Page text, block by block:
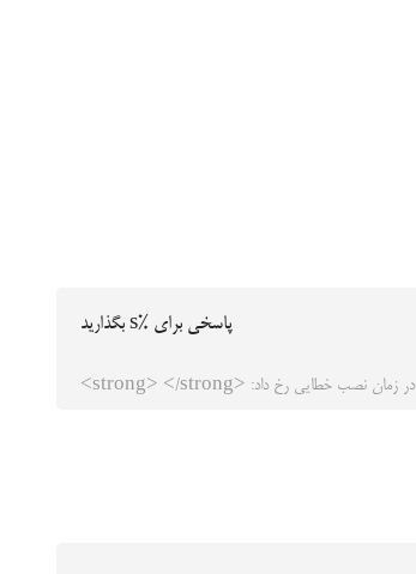
پاسخی برای %s بگذارید
در زمان نصب خطایی رخ داد: <strong> </strong>